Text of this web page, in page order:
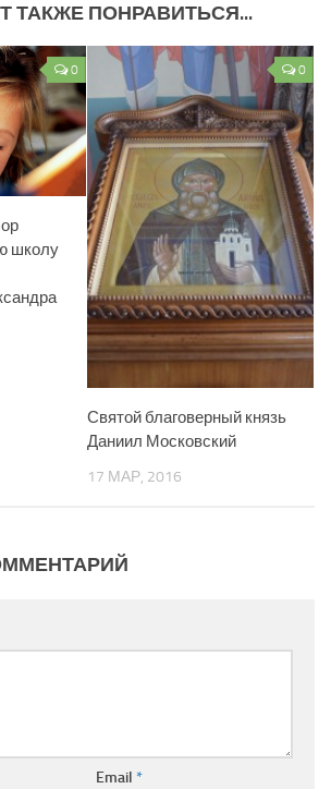
ТАКЖЕ ПОНРАВИТЬСЯ...
0
школу
0
Святой благоверный князь
Даниил Московский
17 МАР, 2016
Email *